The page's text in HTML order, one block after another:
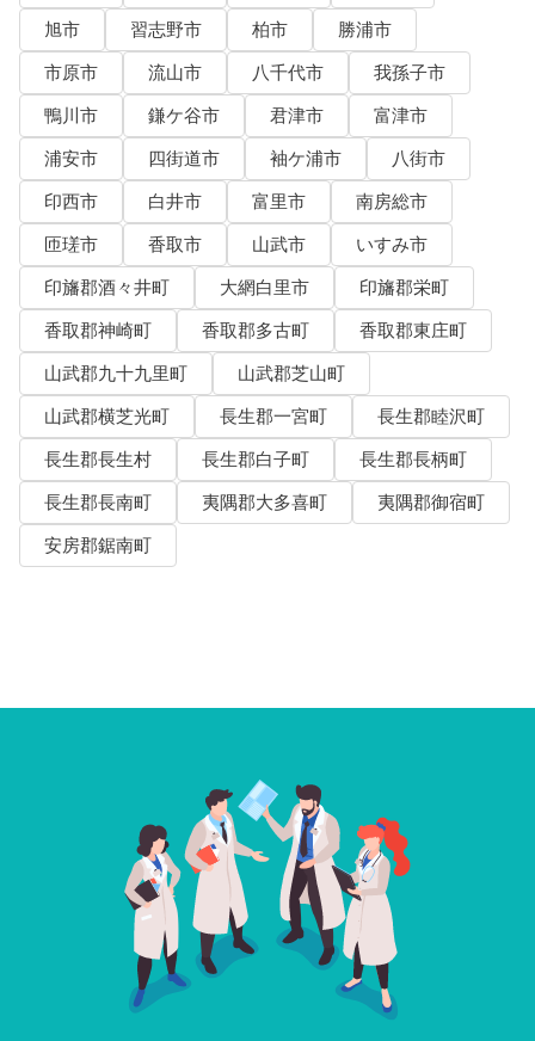
旭市
習志野市 柏市
勝浦市
市原市
流山市 八千代市
我孫子市
鴨川市
鎌ケ谷市 君津市
富津市
浦安市
四街道市 袖ケ浦市
八街市
印西市
白井市 富里市
南房総市
匝瑳市
香取市 山武市
いすみ市
印旛郡酒々井町
大網白里市
印旛郡栄町
香取郡神崎町
香取郡多古町
香取郡東庄町
山武郡九十九里町
山武郡芝山町
山武郡横芝光町
長生郡一宮町
長生郡睦沢町
長生郡長生村
長生郡白子町
長生郡長柄町
長生郡長南町
夷隅郡大多喜町
夷隅郡御宿町
安房郡鋸南町